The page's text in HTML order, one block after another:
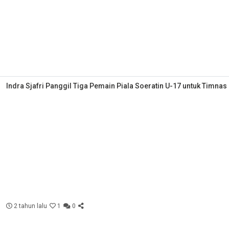
Indra Sjafri Panggil Tiga Pemain Piala Soeratin U-17 untuk Timnas
2 tahun lalu 1 0